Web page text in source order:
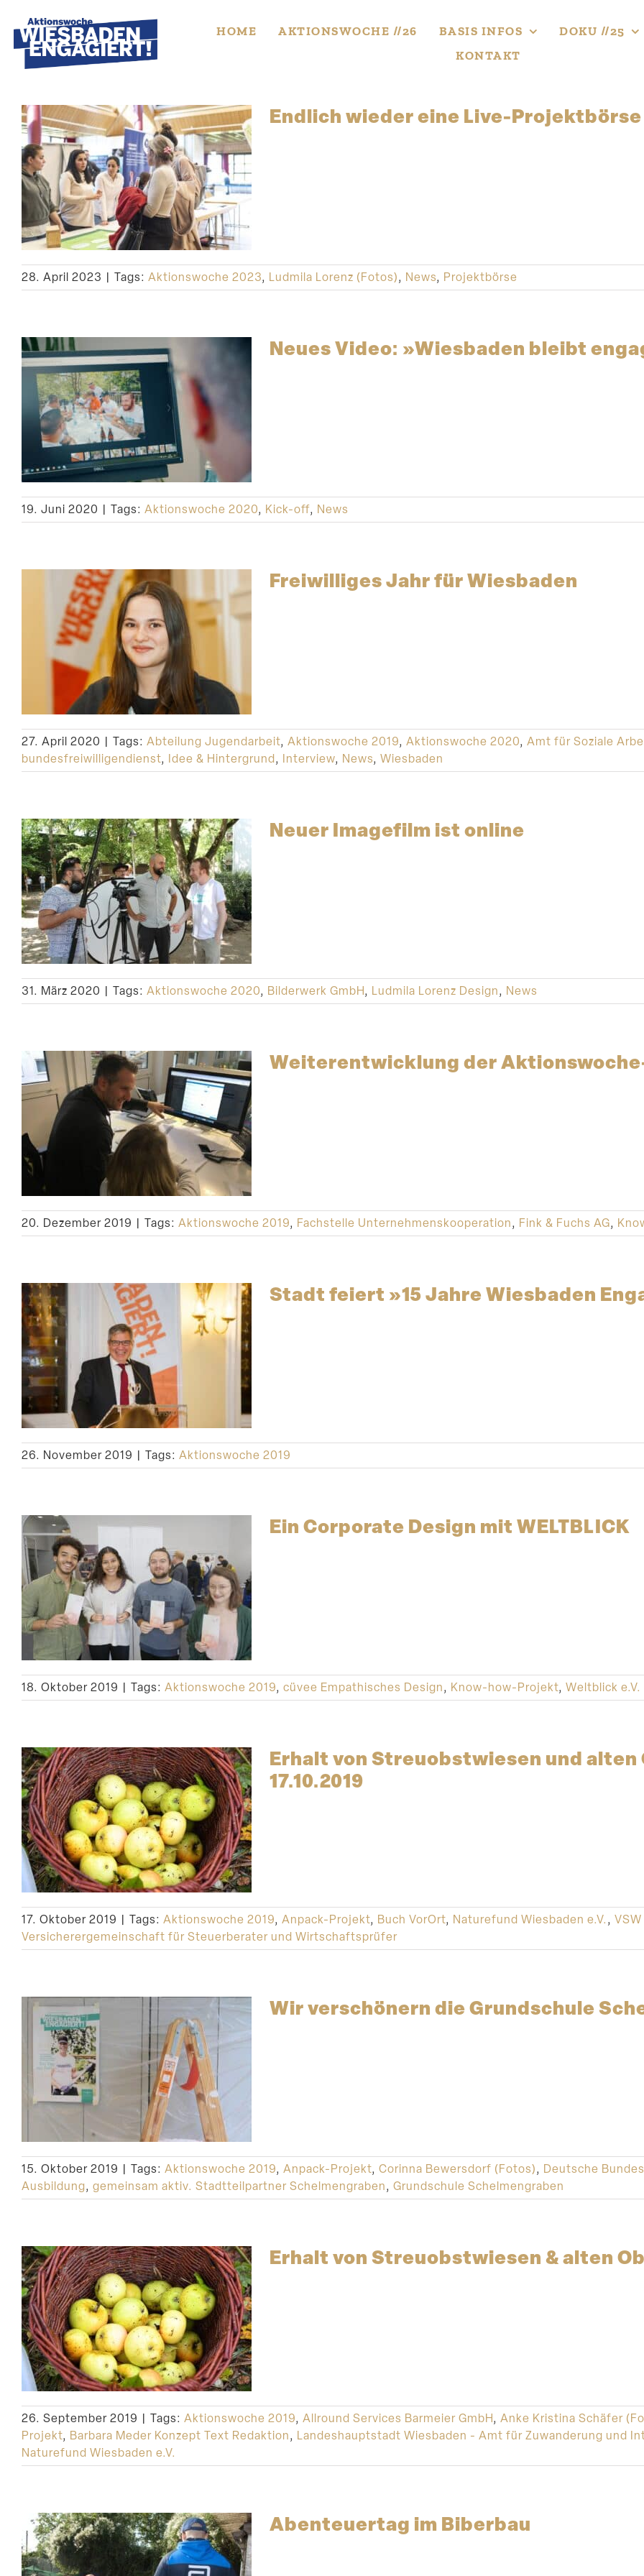
to
content
HOME AKTIONS­WOCHE //26 BASIS INFOS DOKU //25
KONTAKT
Endlich wieder eine Live-Projektbörse
28. April 2023 | Tags: Aktionswoche 2023, Ludmila Lorenz (Fotos), News, Projektbörse
Neues Video: »Wiesbaden bleibt
19. Juni 2020 | Tags: Aktionswoche 2020, Kick-off, News
Freiwil­liges Jahr für Wiesbaden
27. April 2020 | Tags: Abteilung Jugendarbeit, Aktionswoche 2019, Aktionswoche 2020, Amt für Soziale
bundesfreiwilligendienst, Idee & Hintergrund, Interview, News, Wiesbaden
Neuer Imagefilm ist online
31. März 2020 | Tags: Aktionswoche 2020, Bilderwerk GmbH, Ludmila Lorenz Design, News
Weiter­ent­wicklung der
20. Dezember 2019 | Tags: Aktionswoche 2019, Fachstelle Unternehmenskooperation, Fink & Fuchs AG,
Stadt feiert »15 Jahre Wiesbaden
26. November 2019 | Tags: Aktionswoche 2019
Ein Corporate Design mit WELTBLICK
18. Oktober 2019 | Tags: Aktionswoche 2019, cüvee Empathisches Design, Know-how-Projekt, Weltblick e.V.
Erhalt von Streu­obst­wiesen und alten
17.10.2019
17. Oktober 2019 | Tags: Aktionswoche 2019, Anpack-Projekt, Buch VorOrt, Naturefund Wiesbaden e.V.,
Versicherergemeinschaft für Steuerberater und Wirtschaftsprüfer
Wir verschönern die Grund­schule
15. Oktober 2019 | Tags: Aktionswoche 2019, Anpack-Projekt, Corinna Bewersdorf (Fotos), Deutsche
Ausbildung, gemeinsam aktiv. Stadtteilpartner Schelmengraben, Grundschule Schelmengraben
Erhalt von Streu­obst­wiesen & alten
26. September 2019 | Tags: Aktionswoche 2019, Allround Services Barmeier GmbH, Anke Kristina Schäfer
Projekt, Barbara Meder Konzept Text Redaktion, Landeshauptstadt Wiesbaden - Amt für Zuwanderung und
Naturefund Wiesbaden e.V.
Abenteu­ertag im Biberbau